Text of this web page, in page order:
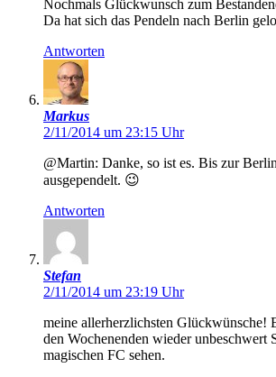
Nochmals Glückwunsch zum
Da hat sich das Pendeln nach Berlin
Antworten
Markus
2/11/2014 um 23:15 Uhr
@Martin: Danke, so ist es. Bis zur
ausgependelt. 😉
Antworten
Stefan
2/11/2014 um 23:19 Uhr
meine allerherzlichsten Glückwünsche!
den Wochenenden wieder unbeschwert
magischen FC sehen.